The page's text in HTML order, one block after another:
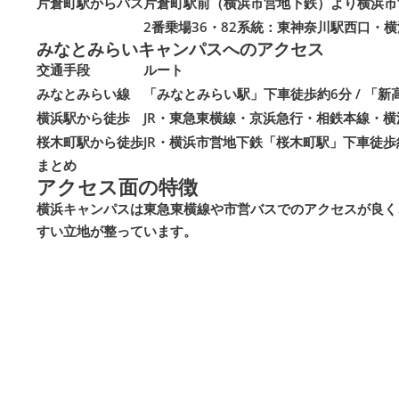
2番乗場36・82系統：東神奈川駅西口・
みなとみらいキャンパスへのアクセス
交通手段
ルート
みなとみらい線
「みなとみらい駅」下車徒歩約6分 / 「
横浜駅から徒歩
JR・東急東横線・京浜急行・相鉄本線・
桜木町駅から徒歩JR・横浜市営地下鉄「桜木町駅」下車徒
まとめ
アクセス面の特徴
横浜キャンパスは東急東横線や市営バスでのアクセスが良
すい立地が整っています。